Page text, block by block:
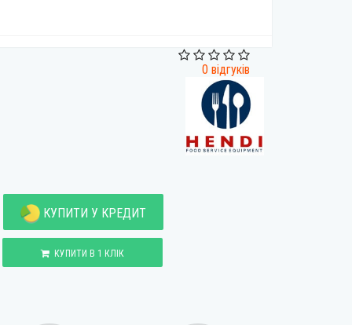
0 відгуків
КУПИТИ У КРЕДИТ
КУПИТИ В 1 КЛІК